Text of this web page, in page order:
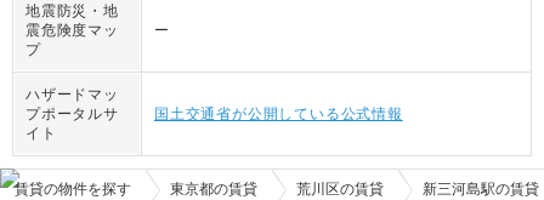
地震防災・地
震危険度マッ
プ
ー
ハザードマッ
プポータルサ
イト
国土交通省が公開している公式情報
賃貸の物件を探す 東京都の賃貸 荒川区の賃貸 新三河島駅の賃貸